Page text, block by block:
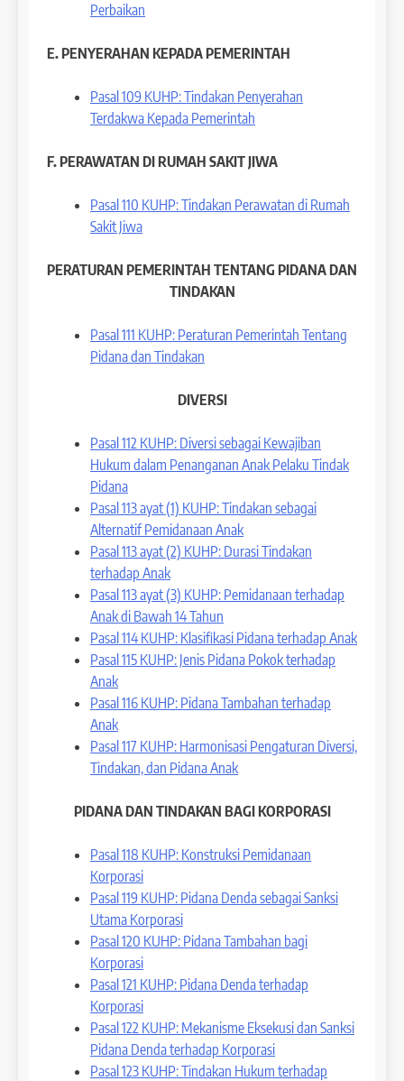
Perbaikan
E. PENYERAHAN KEPADA PEMERINTAH
Pasal 109 KUHP: Tindakan Penyerahan
Terdakwa Kepada Pemerintah
F. PERAWATAN DI RUMAH SAKIT JIWA
Pasal 110 KUHP: Tindakan Perawatan di Rumah
Sakit Jiwa
PERATURAN PEMERINTAH TENTANG PIDANA DAN
TINDAKAN
Pasal 111 KUHP: Peraturan Pemerintah Tentang
Pidana dan Tindakan
DIVERSI
Pasal 112 KUHP: Diversi sebagai Kewajiban
Hukum dalam Penanganan Anak Pelaku Tindak
Pidana
Pasal 113 ayat (1) KUHP: Tindakan sebagai
Alternatif Pemidanaan Anak
Pasal 113 ayat (2) KUHP: Durasi Tindakan
terhadap Anak
Pasal 113 ayat (3) KUHP: Pemidanaan terhadap
Anak di Bawah 14 Tahun
Pasal 114 KUHP: Klasifikasi Pidana terhadap Anak
Pasal 115 KUHP: Jenis Pidana Pokok terhadap
Anak
Pasal 116 KUHP: Pidana Tambahan terhadap
Anak
Pasal 117 KUHP: Harmonisasi Pengaturan Diversi,
Tindakan, dan Pidana Anak
PIDANA DAN TINDAKAN BAGI KORPORASI
Pasal 118 KUHP: Konstruksi Pemidanaan
Korporasi
Pasal 119 KUHP: Pidana Denda sebagai Sanksi
Utama Korporasi
Pasal 120 KUHP: Pidana Tambahan bagi
Korporasi
Pasal 121 KUHP: Pidana Denda terhadap
Korporasi
Pasal 122 KUHP: Mekanisme Eksekusi dan Sanksi
Pidana Denda terhadap Korporasi
Pasal 123 KUHP: Tindakan Hukum terhadap